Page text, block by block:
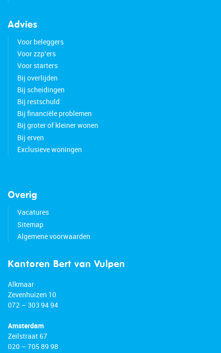
Advies
Voor beleggers
Voor zzp’ers
Voor starters
Bij overlijden
Bij scheidingen
Bij restschuld
Bij financiële problemen
Bij groter of kleiner wonen
Bij erven
Exclusieve woningen
Overig
Vacatures
Sitemap
Algemene voorwaarden
Kantoren Bert van Vulpen
Alkmaar
Zevenhuizen 10
072 – 303 94 94
Amsterdam
Zeilstraat 67
020 – 705 89 98